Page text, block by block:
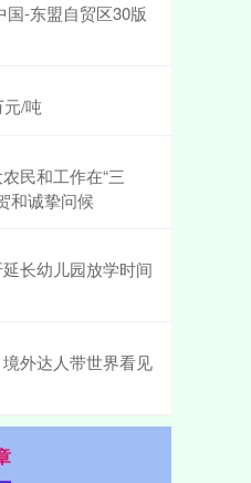
国-东盟自贸区30版
元/吨
民和工作在“三
和诚挚问候
长幼儿园放学时间
外达人带世界看见